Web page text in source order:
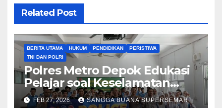
Related Post
BERITA UTAMA HUKUM PENDIDIKAN
PERISTIWA
TNI DAN POLRI
Polres Metro Depok Edukasi
Pelajar soal Keselamatan
Berkendara
FEB 27, 2026 SANGGA BUANA SUPERSEMAR